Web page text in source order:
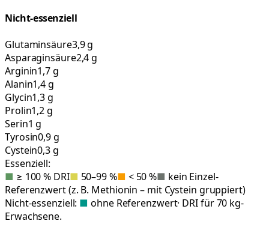
Nicht-essenziell
Glutaminsäure3,9 g
Asparaginsäure2,4 g
Arginin1,7 g
Alanin1,4 g
Glycin1,3 g
Prolin1,2 g
Serin1 g
Tyrosin0,9 g
Cystein0,3 g
Essenziell:
■ ≥ 100 % DRI■ 50–99 %■ < 50 %■ kein Einzel-
Referenzwert (z. B. Methionin – mit Cystein gruppiert)
Nicht-essenziell: ■ ohne Referenzwert· DRI für 70 kg-
Erwachsene.